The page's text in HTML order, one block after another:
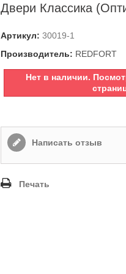
Двери Классика
Артикул: 30019-1
Производитель: REDFORT
Нет в наличии.
Написать отзыв
Печать